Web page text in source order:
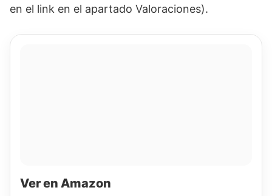
en el link en el apartado Valoraciones).
Ver en Amazon